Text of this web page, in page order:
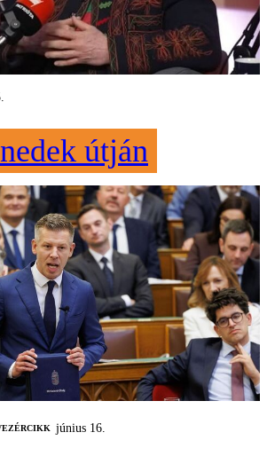
útján
június 16.